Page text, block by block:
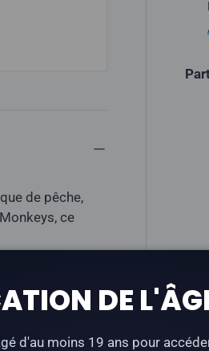
de pêche,
ce
de sel
DE
d'au moins 19 ans pour